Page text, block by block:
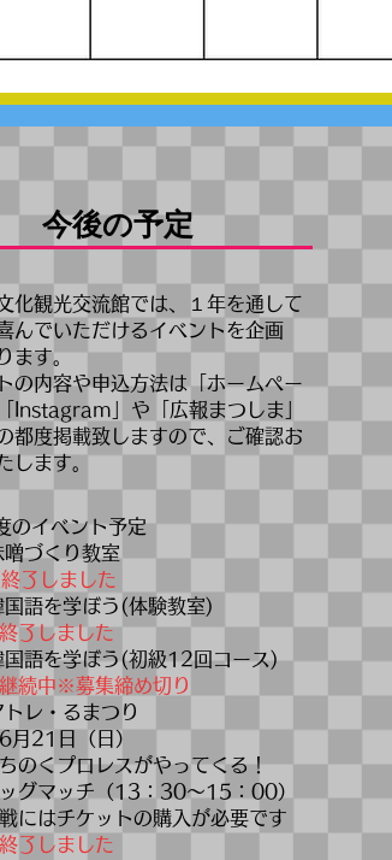
​今後の予定
化観光交流館では、１年を通して
んでいただけるイベントを企画
ます。
の内容や申込方法は「ホームペー
Instagram」や「広報まつしま」
都度​掲載致しますので、ご確認お
します。
のイベント予定
づくり教室
終了しました
語を学ぼう(体験教室)
了しました
語を学ぼう(初級12回コース)
継続中※募集締め切り
レ・るまつり
日（日）
プロレスがやってくる！
マッチ（13：30～15：00）
はチケットの購入が必要です
終了しました